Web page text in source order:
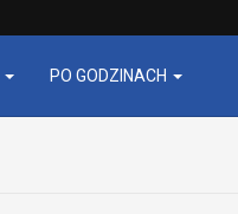
PO GODZINACH